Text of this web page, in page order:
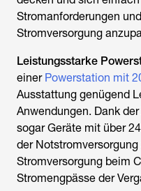
Stromanforderungen
Stromversorgung
Leistungsstarke
einer Powerstation mit
Ausstattung genügend
Anwendungen. Dank
sogar Geräte mit über
der
Stromversorgung beim
Stromengpässe der